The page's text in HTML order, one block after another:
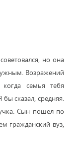
но она
Возражений
семья тебя
сказал, средняя.
Сын пошел по
гражданский вуз,